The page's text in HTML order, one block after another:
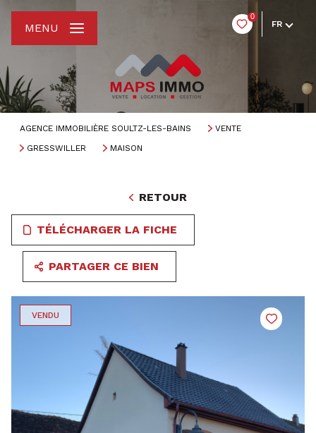
0
FR
MENU
AGENCE IMMOBILIÈRE SOULTZ-LES-BAINS
VENTE
GRESSWILLER
MAISON
RETOUR
TÉLÉCHARGER LA FICHE
PARTAGER CE BIEN
VENDU